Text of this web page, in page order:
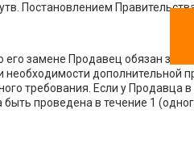
Постановлением
замене Продавец обязан
дополнительной
требования. Если у Продавца
проведена в течение 1